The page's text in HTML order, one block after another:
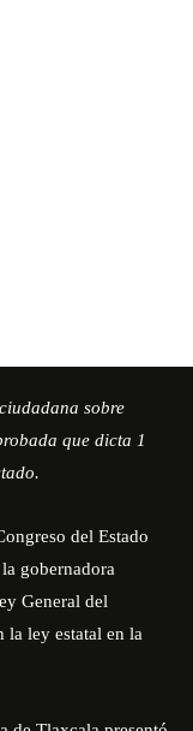
sobre
que dicta 1
del Estado
gobernadora
General del
la ley estatal en la